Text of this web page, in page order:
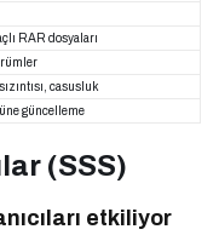
RAR dosyaları
casusluk
güncelleme
(SSS)
etkiliyor